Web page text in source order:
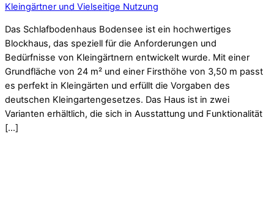
Kleingärtner und Vielseitige Nutzung
Das Schlafbodenhaus Bodensee ist ein hochwertiges
Blockhaus, das speziell für die Anforderungen und
Bedürfnisse von Kleingärtnern entwickelt wurde. Mit einer
Grundfläche von 24 m² und einer Firsthöhe von 3,50 m passt
es perfekt in Kleingärten und erfüllt die Vorgaben des
deutschen Kleingartengesetzes. Das Haus ist in zwei
Varianten erhältlich, die sich in Ausstattung und Funktionalität
[…]